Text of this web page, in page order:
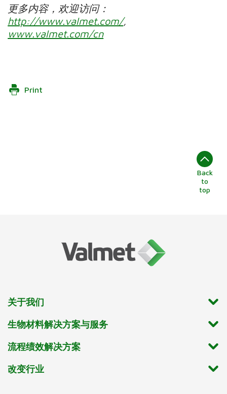
更多内容，欢迎访问：
http://www.valmet.com/,
www.valmet.com/cn
Print
Back
to
top
关于我们
生物材料解决方案与服务
流程绩效解决方案
改变行业